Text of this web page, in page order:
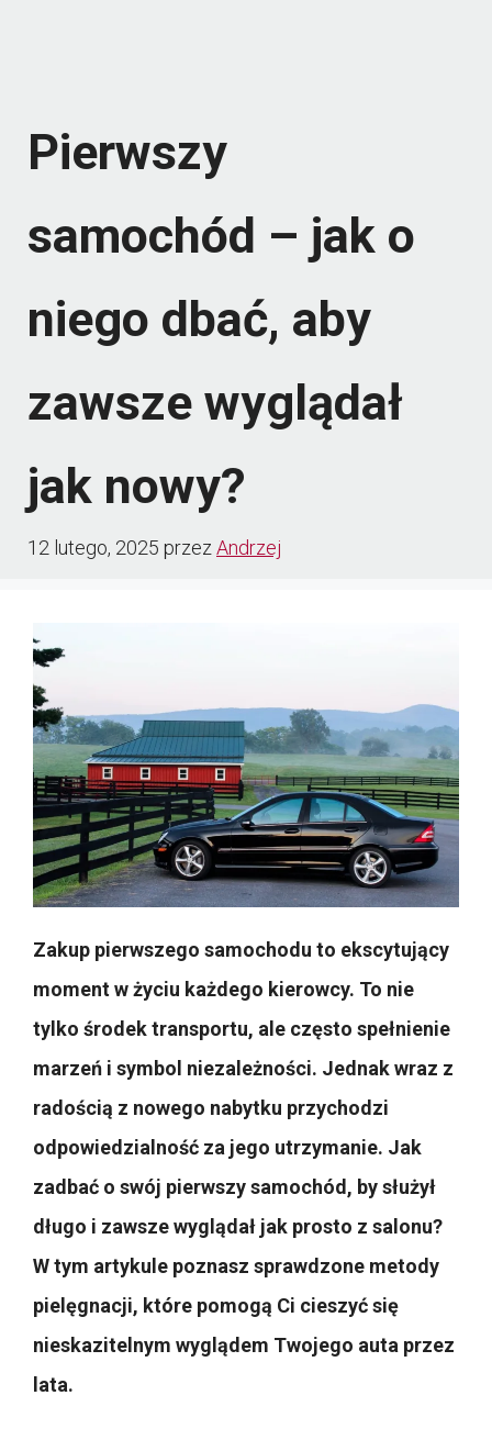
Pierwszy
samochód – jak o
niego dbać, aby
zawsze wyglądał
jak nowy?
12 lutego, 2025 przez Andrzej
Zakup pierwszego samochodu to ekscytujący
moment w życiu każdego kierowcy. To nie
tylko środek transportu, ale często spełnienie
marzeń i symbol niezależności. Jednak wraz z
radością z nowego nabytku przychodzi
odpowiedzialność za jego utrzymanie. Jak
zadbać o swój pierwszy samochód, by służył
długo i zawsze wyglądał jak prosto z salonu?
W tym artykule poznasz sprawdzone metody
pielęgnacji, które pomogą Ci cieszyć się
nieskazitelnym wyglądem Twojego auta przez
lata.